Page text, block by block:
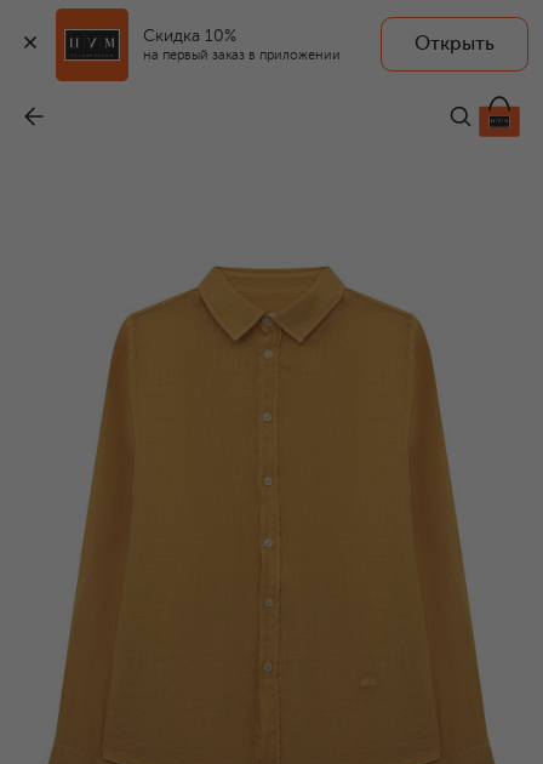
Скидка 10%
на первый заказ в приложении
Открыть
8 855 ₽